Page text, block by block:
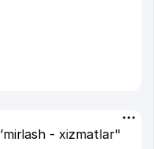
- xizmatlar"